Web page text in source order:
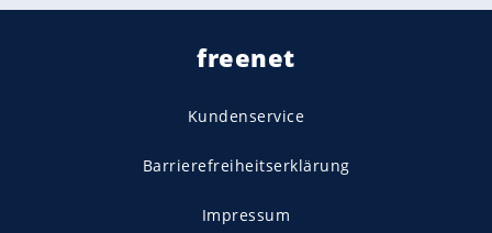
freenet
Kundenservice
Barrierefreiheitserklärung
Impressum